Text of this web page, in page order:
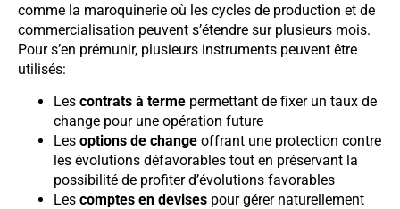
comme la maroquinerie où les cycles de production et de
commercialisation peuvent s’étendre sur plusieurs mois.
Pour s’en prémunir, plusieurs instruments peuvent être
utilisés:
Les contrats à terme permettant de fixer un taux de
change pour une opération future
Les options de change offrant une protection contre
les évolutions défavorables tout en préservant la
possibilité de profiter d’évolutions favorables
Les comptes en devises pour gérer naturellement